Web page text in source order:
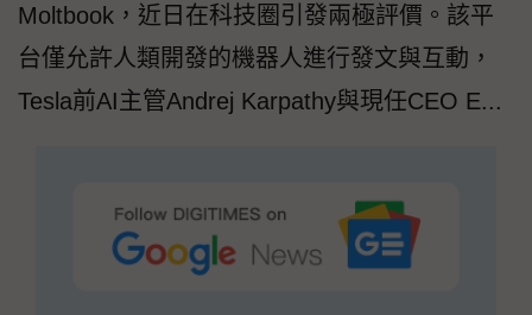
Moltbook，近日在科技圈引發兩極評價。該平
台僅允許人類開發的機器人進行發文與互動，
Tesla前AI主管Andrej Karpathy與現任CEO E...